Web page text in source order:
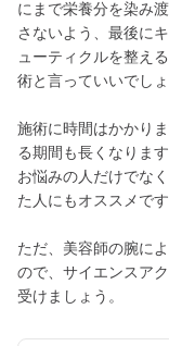
にまで栄養分を染み
さないよう、最後に
ューティクルを整え
術と言っていいでしょ
施術に時間はかかり
る期間も長くなりま
お悩みの人だけでな
た人にもオススメです
ただ、美容師の腕に
ので、サイエンスア
受けましょう。